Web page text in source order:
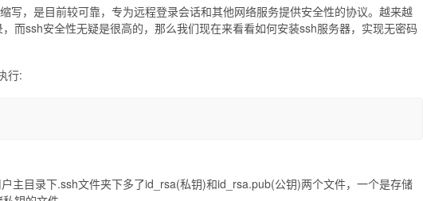
，是目前较可靠，专为远程登录会话和其他网络服务提供安全性的协议。越来越
而ssh安全性无疑是很高的，那么我们现在来看看如何安装ssh服务器，实现无密码
行:
主目录下.ssh文件夹下多了id_rsa(私钥)和id_rsa.pub(公钥)两个文件，一个是存储